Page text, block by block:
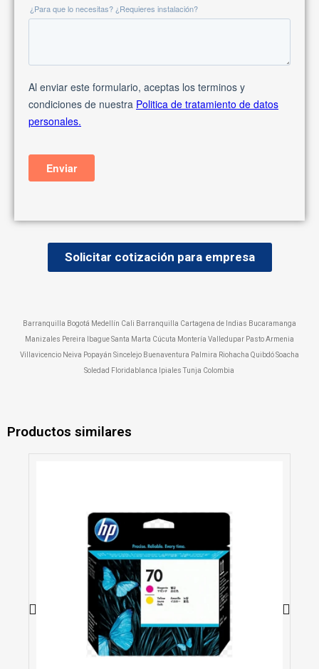
Solicitar cotización para empresa
Barranquilla Bogotá Medellín Cali Barranquilla Cartagena de Indias Bucaramanga
Manizales Pereira Ibague Santa Marta Cúcuta Montería Valledupar Pasto Armenia
Villavicencio Neiva Popayán Sincelejo Buenaventura Palmira Riohacha Quibdó Soacha
Soledad Floridablanca Ipiales Tunja Colombia
Productos similares